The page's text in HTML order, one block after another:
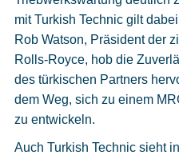
mit Turkish Technic gilt
Rob Watson, Präsident der
Rolls-Royce, hob die
des türkischen Partners
dem Weg, sich zu einem
zu entwickeln.
Auch Turkish Technic sieht